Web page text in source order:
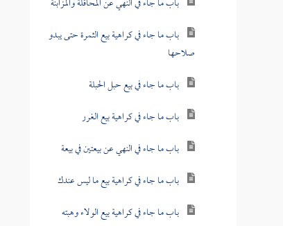
باب ما جاء في كراهية بيع الثمرة حتى يبدو
صلاحها
باب ما جاء في بيع حبل الحبلة
باب ما جاء في كراهية بيع الغرر
باب ما جاء في النهي عن بيعتين في بيعة
باب ما جاء في كراهية بيع ما ليس عندك
باب ما جاء في كراهية بيع الولاء وهبته